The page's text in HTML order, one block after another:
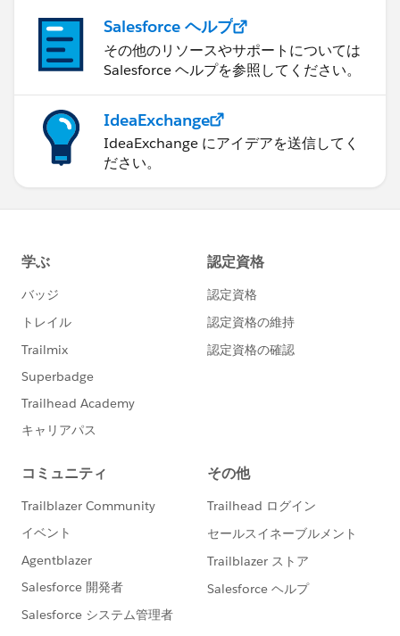
Salesforce ヘルプ
その他のリソースやサポートについては
Salesforce ヘルプを参照してください。
IdeaExchange
IdeaExchange にアイデアを送信してく
ださい。